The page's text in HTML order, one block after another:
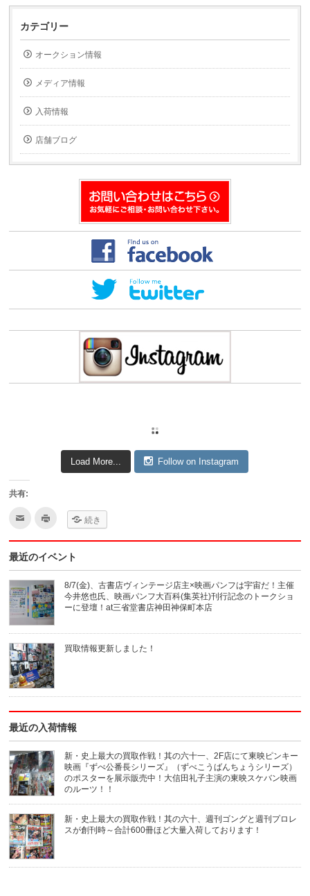
ク
て
友
達
へ
メ
で
送
信
(新
し
い
ィ
ド
ウ
ク
て
印
刷
し
ィ
ン
ド
ウ
で
開
ま
す)
カテゴリー
オークション情報
メディア情報
入荷情報
店舗ブログ
Load More... Follow on Instagram
共有:
ク
し
て
達
へ
メ
ー
ル
で
送
信
(新
し
い
ウ
ィ
ン
ド
ウ
開
き
ま
す)
ク
て
刷
(新
し
い
ウ
ィ
ン
ド
ウ
で
開
き
ま
す)
続き
最近のイベント
8/7(金)、古書店ヴィンテージ店主×映画パンフは宇宙だ！主催
今井悠也氏、映画パンフ大百科(集英社)刊行記念のトークショ
ーに登壇！at三省堂書店神田神保町本店
買取情報更新しました！
最近の入荷情報
新・史上最大の買取作戦！其の六十一、2F店にて東映ピンキー
映画『ずべ公番長シリーズ』（ずべこうばんちょうシリーズ）
のポスターを展示販売中！大信田礼子主演の東映スケバン映画
のルーツ！！
新・史上最大の買取作戦！其の六十、週刊ゴングと週刊プロレ
スが創刊時～合計600冊ほど大量入荷しております！